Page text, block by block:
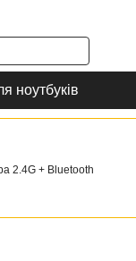
ноутбуків
2.4G + Bluetooth